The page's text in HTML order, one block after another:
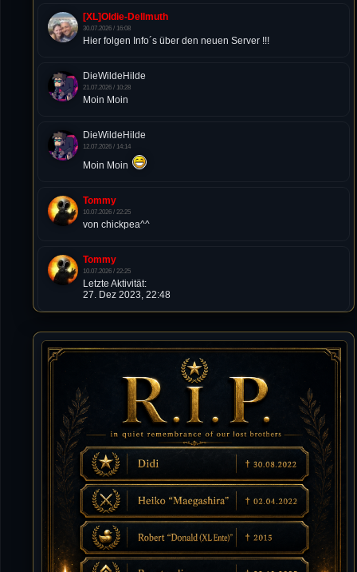
[XL]Oldie-Dellmuth
30.07.2026 / 16:08
Hier folgen Info´s über den neuen Server !!!
DieWildeHilde
21.07.2026 / 10:28
Moin Moin
DieWildeHilde
12.07.2026 / 14:14
Moin Moin
Tommy
10.07.2026 / 22:25
von chickpea^^
Tommy
10.07.2026 / 22:25
Letzte Aktivität:
27. Dez 2023, 22:48
DieWildeHilde
10.07.2026 / 12:48
Happy Birthday Chickpea
DieWildeHilde
10.07.2026 / 10:08
Hallo meine Lieben!
Isimiyaki
10.07.2026 / 00:34
Alles gute chickpea
Mojochilla
02.07.2026 / 15:53
Was geht aaaaaaaaaaaab